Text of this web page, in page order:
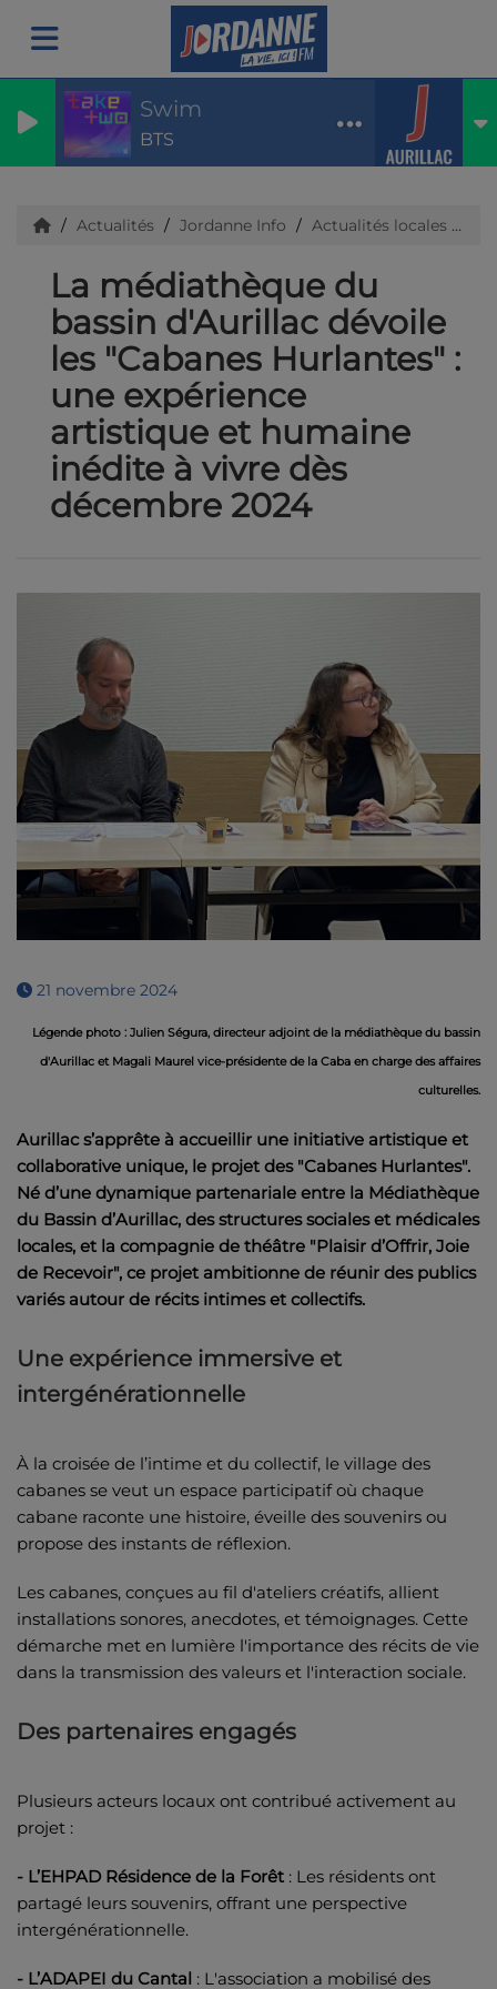
Swim
BTS
Actualités Jordanne Info Actualités locales
La médiathèque du
bassin d'Aurillac dévoile
les "Cabanes Hurlantes" :
une expérience
artistique et humaine
inédite à vivre dès
décembre 2024
21 novembre 2024
Légende photo : Julien Ségura, directeur adjoint de la médiathèque du bassin
d'Aurillac et Magali Maurel vice-présidente de la Caba en charge des affaires
culturelles.
Aurillac s’apprête à accueillir une initiative artistique et
collaborative unique, le projet des "Cabanes Hurlantes".
Né d’une dynamique partenariale entre la Médiathèque
du Bassin d’Aurillac, des structures sociales et médicales
locales, et la compagnie de théâtre "Plaisir d’Offrir, Joie
de Recevoir", ce projet ambitionne de réunir des publics
variés autour de récits intimes et collectifs.
Une expérience immersive et
intergénérationnelle
À la croisée de l’intime et du collectif, le village des
cabanes se veut un espace participatif où chaque
cabane raconte une histoire, éveille des souvenirs ou
propose des instants de réflexion.
Les cabanes, conçues au fil d'ateliers créatifs, allient
installations sonores, anecdotes, et témoignages. Cette
démarche met en lumière l'importance des récits de vie
dans la transmission des valeurs et l'interaction sociale.
Des partenaires engagés
Plusieurs acteurs locaux ont contribué activement au
projet :
- L’EHPAD Résidence de la Forêt : Les résidents ont
partagé leurs souvenirs, offrant une perspective
intergénérationnelle.
- L’ADAPEI du Cantal : L'association a mobilisé des